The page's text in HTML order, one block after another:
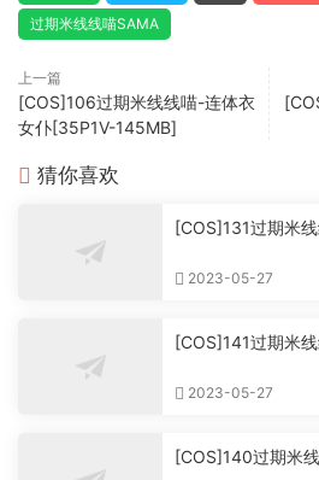
过期米线线喵SAMA
上一篇
[COS]106过期米线线喵-连体衣
女仆[35P1V-145MB]
猜你喜欢
[COS]131过期米
2023-05-27
[COS]141过期米
2023-05-27
[COS]140过期米